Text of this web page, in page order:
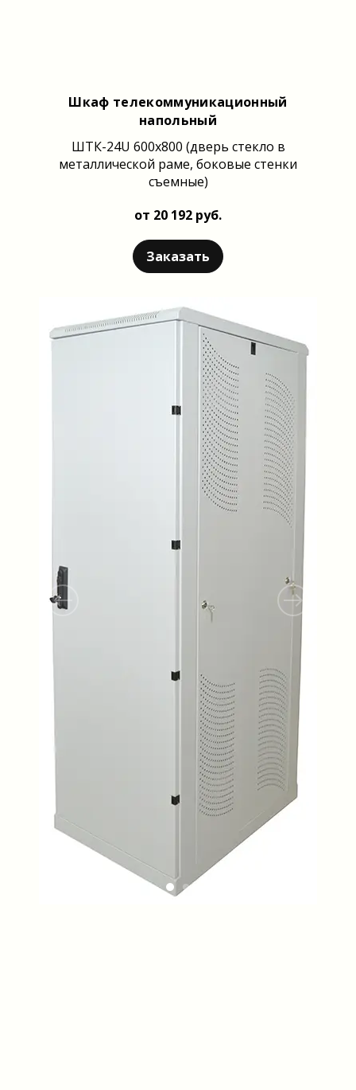
Шкаф телекоммуникационный
напольный
ШТК-24U 600x800 (дверь стекло в
металлической раме, боковые стенки
съемные)
от 20 192 руб.
Заказать